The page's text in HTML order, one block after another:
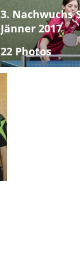
3. Nachwuchs
Jänner 2017
22 Photos